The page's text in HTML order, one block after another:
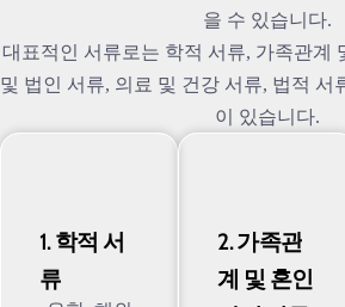
을 수 있습니다.
대표적인 서류로는 학적 서류, 가족관계
및 법인 서류, 의료 및 건강 서류, 법적 서
이 있습니다.
1. 학적 서
류
2. 가족관
계 및 혼인